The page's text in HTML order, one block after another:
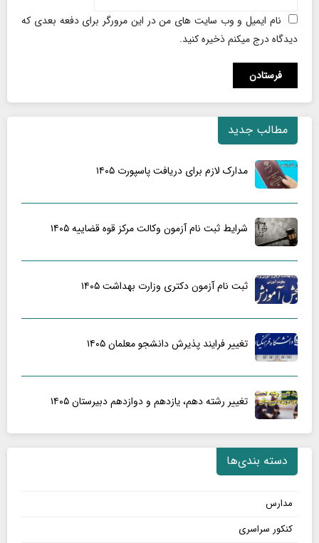
نام ایمیل و وب سایت های من در این مرورگر برای دفعه بعدی که
دیدگاه درج میکنم ذخیره کنید.
مطالب جدید
مدارک لازم برای دریافت پاسپورت ۱۴۰۵
شرایط ثبت نام آزمون وکالت مرکز قوه قضاییه ۱۴۰۵
ثبت نام آزمون دکتری وزارت بهداشت ۱۴۰۵
تغییر فرایند پذیرش دانشجو معلمان ۱۴۰۵
تغییر رشته دهم، یازدهم و دوازدهم دبیرستان ۱۴۰۵
دسته بندی‌ها
مدارس
کنکور سراسری